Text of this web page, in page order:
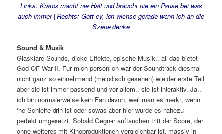
Links: Kratos macht nie Halt und braucht nie ein Pause bei was
auch immer | Rechts: Gott ey, ich wichse gerade wenn ich an die
Szene denke
Sound & Musik
Glasklare Sounds, dicke Effekte, epische Musik.. all das bietet
God OF War II. Für mich persönlich war der Soundtrack diesmal
nicht ganz so einnehmend (melodisch gesehen) wie der erste Teil
aber sie ist immer passend und vor allem.. sie ist interaktiv. Ja..
ich bin normalerweise kein Fan davon, weil man es merkt, wenn
‘ne Schleife drin ist oder sowas aber hier wurde es nahezu
perfekt umgesetzt. Sobald Gegner auftauchen tritt der Score, der
ohne weiteres mit Kinoproduktionen vergleichbar ist, massiv in